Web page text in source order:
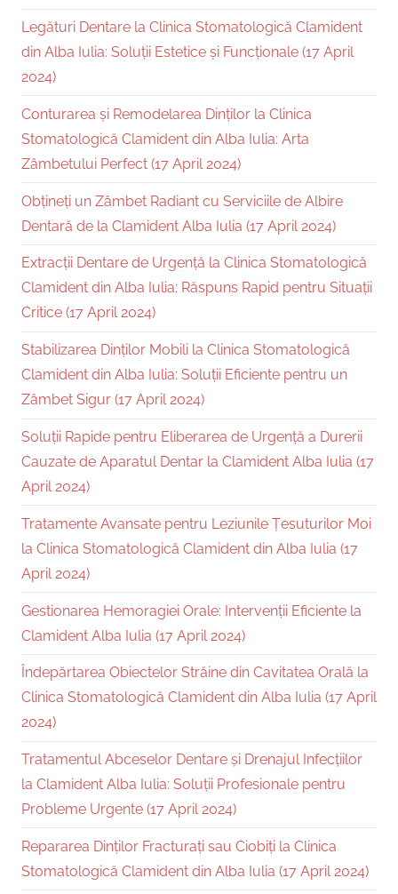
Legături Dentare la Clinica Stomatologică Clamident
din Alba Iulia: Soluții Estetice și Funcționale (17 April
2024)
Conturarea și Remodelarea Dinților la Clinica
Stomatologică Clamident din Alba Iulia: Arta
Zâmbetului Perfect (17 April 2024)
Obțineți un Zâmbet Radiant cu Serviciile de Albire
Dentară de la Clamident Alba Iulia (17 April 2024)
Extracții Dentare de Urgență la Clinica Stomatologică
Clamident din Alba Iulia: Răspuns Rapid pentru Situații
Critice (17 April 2024)
Stabilizarea Dinților Mobili la Clinica Stomatologică
Clamident din Alba Iulia: Soluții Eficiente pentru un
Zâmbet Sigur (17 April 2024)
Soluții Rapide pentru Eliberarea de Urgență a Durerii
Cauzate de Aparatul Dentar la Clamident Alba Iulia (17
April 2024)
Tratamente Avansate pentru Leziunile Țesuturilor Moi
la Clinica Stomatologică Clamident din Alba Iulia (17
April 2024)
Gestionarea Hemoragiei Orale: Intervenții Eficiente la
Clamident Alba Iulia (17 April 2024)
Îndepărtarea Obiectelor Străine din Cavitatea Orală la
Clinica Stomatologică Clamident din Alba Iulia (17 April
2024)
Tratamentul Abceselor Dentare și Drenajul Infecțiilor
la Clamident Alba Iulia: Soluții Profesionale pentru
Probleme Urgente (17 April 2024)
Repararea Dinților Fracturați sau Ciobiți la Clinica
Stomatologică Clamident din Alba Iulia (17 April 2024)